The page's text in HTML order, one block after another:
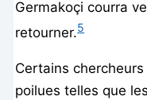
Germakoçi courra
retourner.5
Certains
poilues telles que